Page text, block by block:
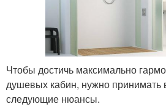
Чтобы достичь максимально
душевых кабин, нужно принимать
следующие нюансы.